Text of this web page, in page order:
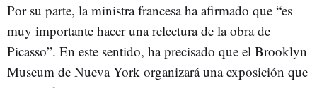
Por su parte, la ministra francesa ha afirmado que “es
muy importante hacer una relectura de la obra de
Picasso”. En este sentido, ha precisado que el Brooklyn
Museum de Nueva York organizará una exposición que